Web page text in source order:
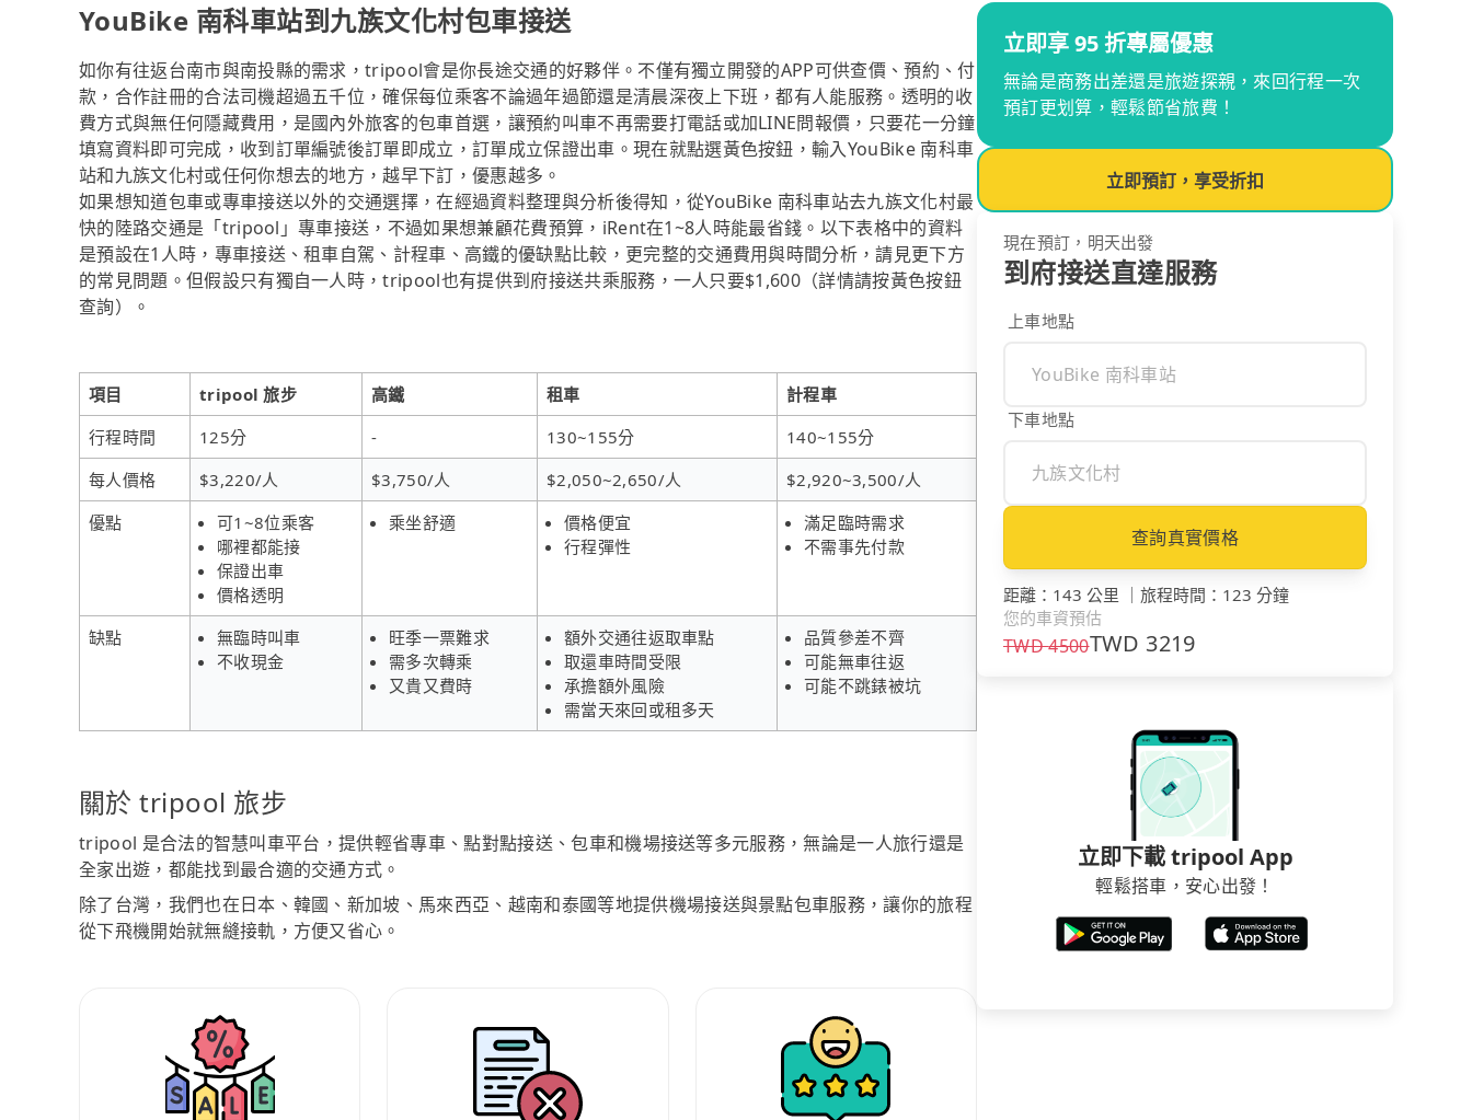
YouBike 南科車站到九族文化村包車接送
如你有往返台南市與南投縣的需求，tripool會是你長途交通的好夥伴。不僅有獨立開發的APP可供查價、預約、付
款，合作註冊的合法司機超過五千位，確保每位乘客不論過年過節還是清晨深夜上下班，都有人能服務。透明的收
費方式與無任何隱藏費用，是國內外旅客的包車首選，讓預約叫車不再需要打電話或加LINE問報價，只要花一分鐘
填寫資料即可完成，收到訂單編號後訂單即成立，訂單成立保證出車。現在就點選黃色按鈕，輸入YouBike 南科車
站和九族文化村或任何你想去的地方，越早下訂，優惠越多。
如果想知道包車或專車接送以外的交通選擇，在經過資料整理與分析後得知，從YouBike 南科車站去九族文化村最
快的陸路交通是「tripool」專車接送，不過如果想兼顧花費預算，iRent在1~8人時能最省錢。以下表格中的資料
是預設在1人時，專車接送、租車自駕、計程車、高鐵的優缺點比較，更完整的交通費用與時間分析，請見更下方
的常見問題。但假設只有獨自一人時，tripool也有提供到府接送共乘服務，一人只要$1,600（詳情請按黃色按鈕
查詢）。
項目 tripool 旅步 高鐵 租車
計程車
行程時間
125分 - 130~155分
140~155分
每人價格
$3,220/人 $3,750/人 $2,050~2,650/人
$2,920~3,500/人
優點
可1~8位乘客
哪裡都能接
保證出車
價格透明
乘坐舒適
價格便宜
行程彈性
滿足臨時需求
不需事先付款
缺點
無臨時叫車
不收現金
旺季一票難求
需多次轉乘
又貴又費時
額外交通往返取車點
取還車時間受限
承擔額外風險
需當天來回或租多天
品質參差不齊
可能無車往返
可能不跳錶被坑
關於 tripool 旅步
tripool 是合法的智慧叫車平台，提供輕省專車、點對點接送、包車和機場接送等多元服務，無論是一人旅行還是
全家出遊，都能找到最合適的交通方式。
除了台灣，我們也在日本、韓國、新加坡、馬來西亞、越南和泰國等地提供機場接送與景點包車服務，讓你的旅程
從下飛機開始就無縫接軌，方便又省心。
立即享 95 折專屬優惠
無論是商務出差還是旅遊探親，來回行程一次
預訂更划算，輕鬆節省旅費！
立即預訂，享受折扣
現在預訂，明天出發
到府接送直達服務
上車地點
下車地點
查詢真實價格
距離 ： 143 公里 ｜ 旅程時間 ： 123 分鐘
您的車資預估
TWD4500TWD 3219
立即下載 tripool App
輕鬆搭車，安心出發！